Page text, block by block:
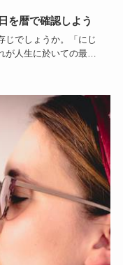
を暦で確認しよう
じでしょうか。「にじ
が人生に於いての最大